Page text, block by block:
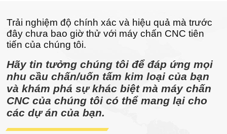
Trải nghiệm độ chính xác và hiệu quả mà trước
đây chưa bao giờ thử với máy chấn CNC tiên
tiến của chúng tôi.
Hãy tin tưởng chúng tôi để đáp ứng mọi
nhu cầu chấn/uốn tấm kim loại của bạn
và khám phá sự khác biệt mà máy chấn
CNC của chúng tôi có thể mang lại cho
các dự án của bạn.